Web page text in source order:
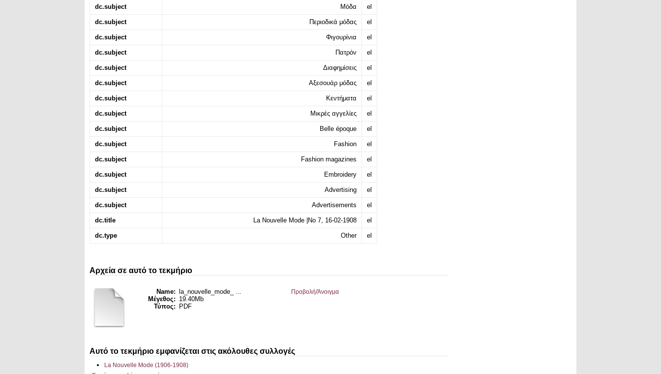
dc.subject Μόδα el
dc.subject Περιοδικά μόδας el
dc.subject Φιγουρίνια el
dc.subject Πατρόν el
dc.subject Διαφημίσεις el
dc.subject Αξεσουάρ μόδας el
dc.subject Κεντήματα el
dc.subject Μικρές αγγελίες el
dc.subject Belle époque el
dc.subject Fashion el
dc.subject Fashion magazines el
dc.subject Embroidery el
dc.subject Advertising el
dc.subject Advertisements el
dc.title La Nouvelle Mode |Νο 7, 16-02-1908 el
dc.type Other el
Αρχεία σε αυτό το τεκμήριο
Name:
la_nouvelle_mode_ ...
Μέγεθος: 19.40Mb
Τύπος:
PDF
Προβολή/Άνοιγμα
Αυτό το τεκμήριο εμφανίζεται στις ακόλουθες συλλογές
La Nouvelle Mode (1906-1908)